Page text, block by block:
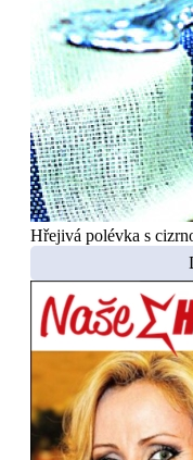
Hřejivá polévka s